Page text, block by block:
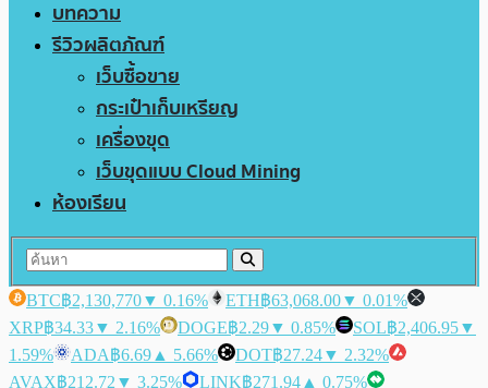
บทความ
รีวิวผลิตภัณฑ์
เว็บซื้อขาย
กระเป๋าเก็บเหรียญ
เครื่องขุด
เว็บขุดแบบ Cloud Mining
ห้องเรียน
BTC฿2,130,770▼ 0.16% ETH฿63,068.00▼ 0.01%
XRP฿34.33▼ 2.16% DOGE฿2.29▼ 0.85% SOL฿2,406.95▼
1.59%
ADA฿6.69 ▲ 5.66% DOT฿27.24▼ 2.32%
AVAX฿212.72 ▼ 3.25% LINK฿271.94 ▲ 0.75%